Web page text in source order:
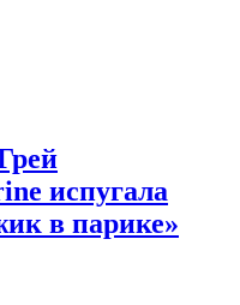
испугала
в парике»